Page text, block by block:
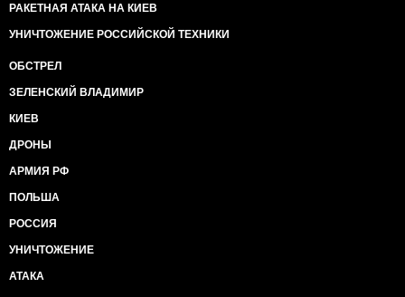
РАКЕТНАЯ АТАКА НА КИЕВ
УНИЧТОЖЕНИЕ РОССИЙСКОЙ ТЕХНИКИ
ОБСТРЕЛ
ЗЕЛЕНСКИЙ ВЛАДИМИР
КИЕВ
ДРОНЫ
АРМИЯ РФ
ПОЛЬША
РОССИЯ
УНИЧТОЖЕНИЕ
АТАКА